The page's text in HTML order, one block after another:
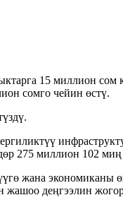
15 миллион
сомго чейин өстү.
275 миллион 102 миң
жана экономиканы
деңгээлин